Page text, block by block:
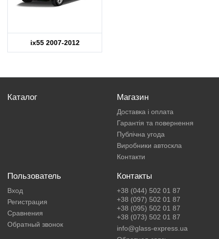
ix55 2007-2012
Каталог Магазин
Доставка і оплата
Гарантія та повернення
Публічна угода
Виробники автоскла
Контакти
Пользователь
Вход
Регистрация
Сравнения
Обратный звонок
Контакты
+38 (044) 502 01 87
+38 (097) 502 01 87
+38 (095) 502 01 87
+38 (073) 502 01 87
info@glass-express.ua